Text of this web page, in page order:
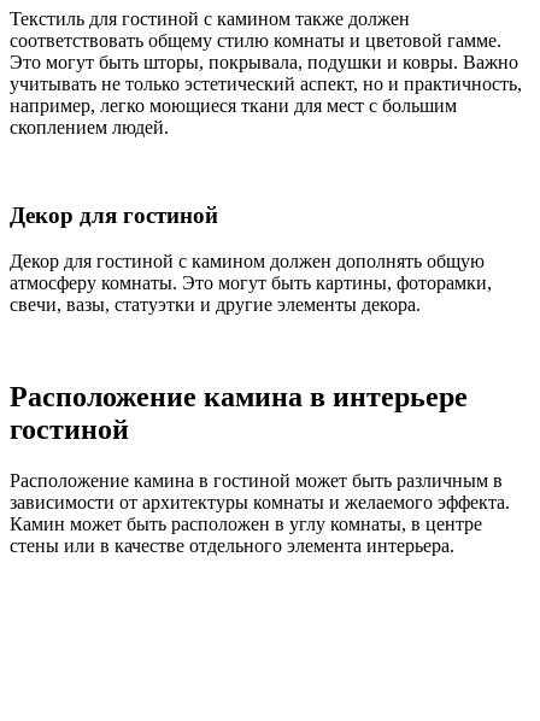
Текстиль для гостиной с камином также должен
соответствовать общему стилю комнаты и цветовой гамме.
Это могут быть шторы, покрывала, подушки и ковры. Важно
учитывать не только эстетический аспект, но и практичность,
например, легко моющиеся ткани для мест с большим
скоплением людей.
Декор для гостиной
Декор для гостиной с камином должен дополнять общую
атмосферу комнаты. Это могут быть картины, фоторамки,
свечи, вазы, статуэтки и другие элементы декора.
Расположение камина в интерьере
гостиной
Расположение камина в гостиной может быть различным в
зависимости от архитектуры комнаты и желаемого эффекта.
Камин может быть расположен в углу комнаты, в центре
стены или в качестве отдельного элемента интерьера.